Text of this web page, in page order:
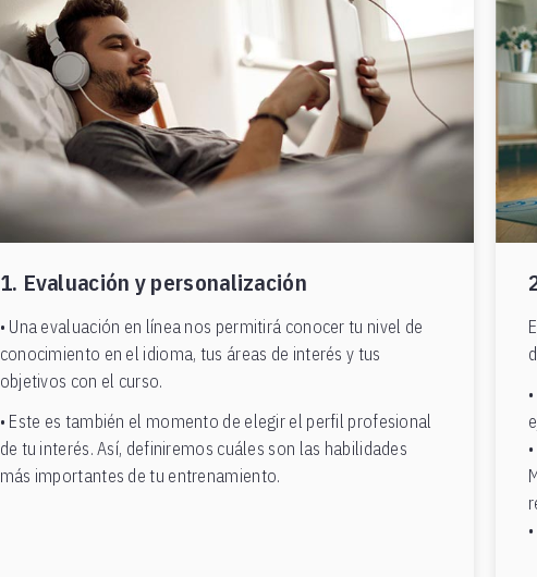
1. Evaluación y personalización
• Una evaluación en línea nos permitirá conocer tu nivel de
conocimiento en el idioma, tus áreas de interés y tus
objetivos con el curso.
• Este es también el momento de elegir el perfil profesional
de tu interés. Así, definiremos cuáles son las habilidades
más importantes de tu entrenamiento.